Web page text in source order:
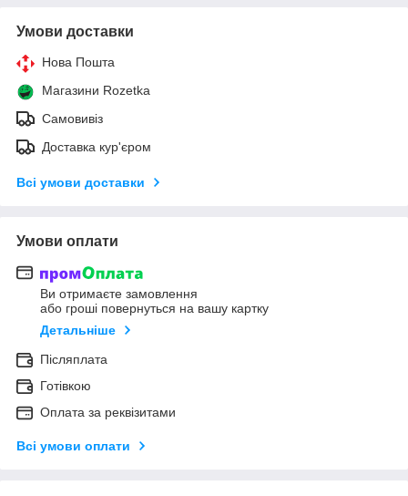
Умови доставки
Нова Пошта
Магазини Rozetka
Самовивіз
Доставка кур'єром
Всі умови доставки
Умови оплати
Ви отримаєте замовлення
або гроші повернуться на вашу картку
Детальніше
Післяплата
Готівкою
Оплата за реквізитами
Всі умови оплати